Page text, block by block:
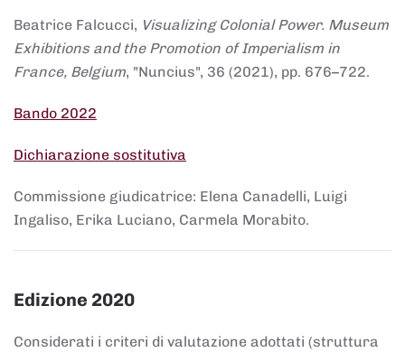
Beatrice Falcucci, Visualizing Colonial Power. Museum
Exhibitions and the Promotion of Imperialism in
France, Belgium, "Nuncius", 36 (2021), pp. 676–722.
Bando 2022
Dichiarazione sostitutiva
Commissione giudicatrice: Elena Canadelli, Luigi
Ingaliso, Erika Luciano, Carmela Morabito.
Edizione 2020
Considerati i criteri di valutazione adottati (struttura